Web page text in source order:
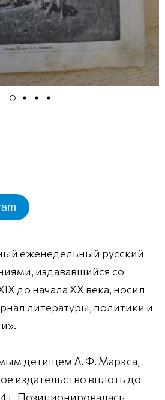
еженедельный русский
издававшийся со
до начала XX века, носил
литературы, политики и
детищем А. Ф. Маркса,
издательство вплоть до
г. Позиционировалась